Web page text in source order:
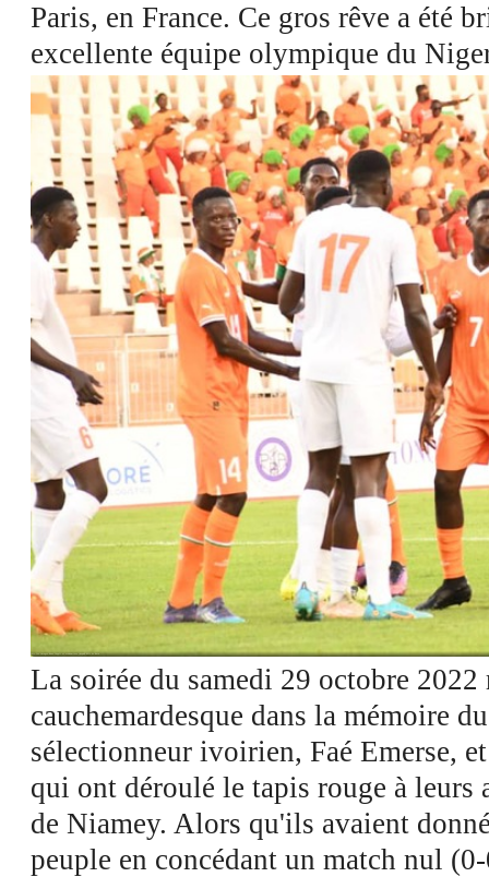
Paris, en France. Ce gros rêve a été
excellente équipe olympique du
Voir les images dans l'appli et economisez jusqu'à 80% de data
La soirée du samedi 29 octobre 2022
cauchemardesque dans la mémoire
sélectionneur ivoirien, Faé Emerse,
qui ont déroulé le tapis rouge à leurs
de Niamey. Alors qu'ils avaient
peuple en concédant un match nul